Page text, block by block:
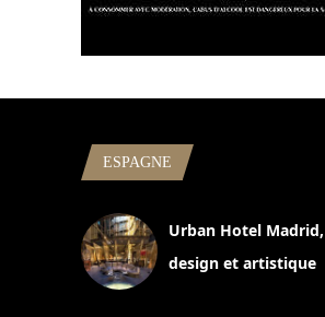
ESPAGNE
Urban Hotel
design et artistique